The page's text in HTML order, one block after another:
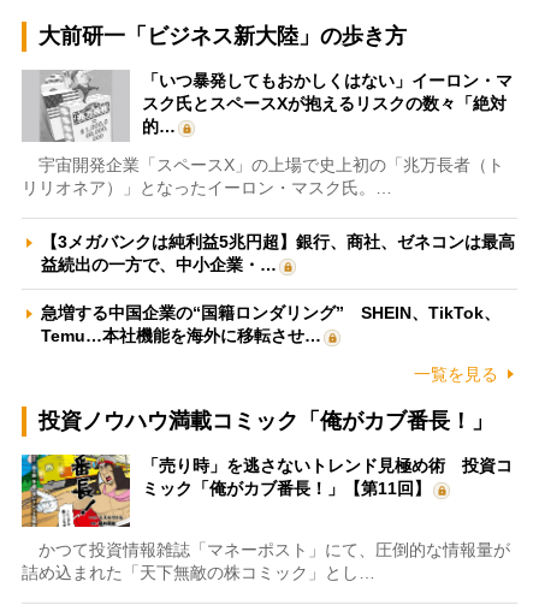
大前研一「ビジネス新大陸」の歩き方
「いつ暴発してもおかしくはない」イーロン・マ
スク氏とスペースXが抱えるリスクの数々「絶対
的…
宇宙開発企業「スペースX」の上場で史上初の「兆万長者（ト
リリオネア）」となったイーロン・マスク氏。…
【3メガバンクは純利益5兆円超】銀行、商社、ゼネコンは最高
益続出の一方で、中小企業・…
急増する中国企業の“国籍ロンダリング” SHEIN、TikTok、
Temu…本社機能を海外に移転させ…
一覧を見る
投資ノウハウ満載コミック「俺がカブ番長！」
「売り時」を逃さないトレンド見極め術 投資コ
ミック「俺がカブ番長！」【第11回】
かつて投資情報雑誌「マネーポスト」にて、圧倒的な情報量が
詰め込まれた「天下無敵の株コミック」とし…